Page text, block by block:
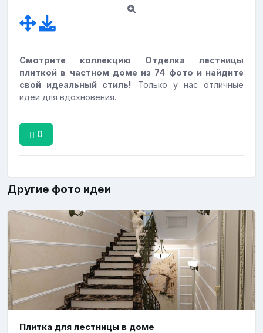
Смотрите коллекцию Отделка лестницы
плиткой в частном доме из 74 фото и найдите
свой идеальный стиль!
Только у нас отличные
идеи для вдохновения.
0
Другие фото идеи
Плитка для лестницы в доме